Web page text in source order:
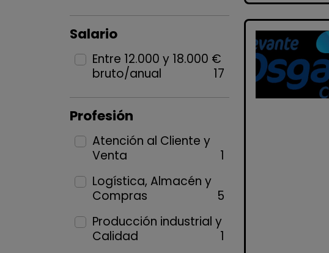
Salario
Entre 12.000 y 18.000 €
bruto/anual
17
Profesión
Atención al Cliente y
Venta
1
Logística, Almacén y
Compras
5
Producción industrial y
Calidad
1